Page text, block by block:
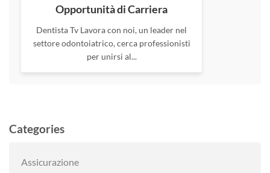
Opportunità di Carriera
Dentista Tv Lavora con noi, un leader nel
settore odontoiatrico, cerca professionisti
per unirsi al...
Categories
Assicurazione